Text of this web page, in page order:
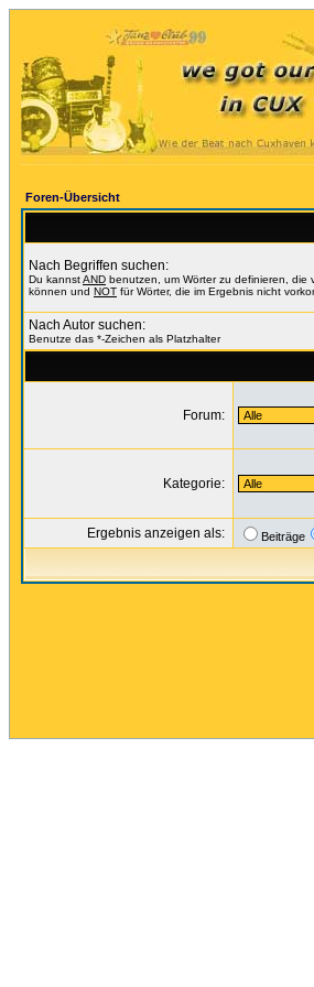
Foren-Übersicht
Nach Begriffen suchen:
Du kannstAND benutzen, um Wörter zu definieren, die
können und NOT für Wörter, die im Ergebnis nicht
Nach Autor suchen:
Benutze das *-Zeichen als Platzhalter
Forum:
Kategorie:
Ergebnis anzeigen als: Beiträge